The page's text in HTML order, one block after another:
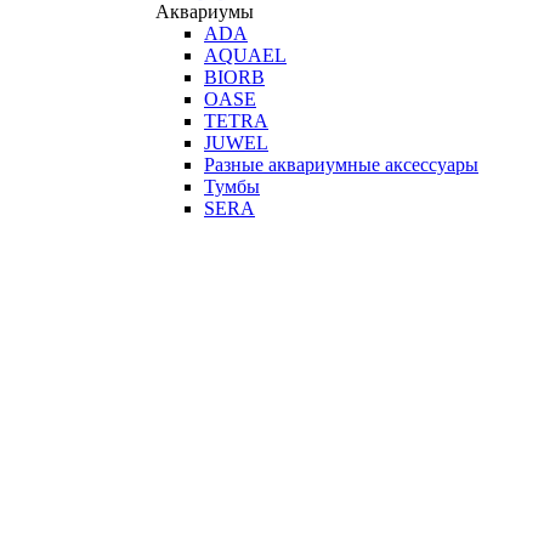
Аквариумы
ADA
AQUAEL
BIORB
OASE
TETRA
JUWEL
Разные аквариумные аксессуары
Тумбы
SERA